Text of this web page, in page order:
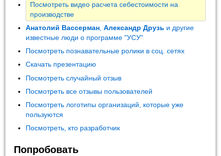
Посмотреть видео расчета себестоимости на
производстве
Анатолий Вассерман ,Александр Друзь и другие
известные люди о программе "УСУ"
Посмотреть познавательные ролики в соц. сетях
Скачать презентацию
Посмотреть случайный отзыв
Посмотреть все отзывы пользователей
Посмотреть логотипы организаций, которые уже
пользуются
Посмотреть, кто разработчик
Попробовать